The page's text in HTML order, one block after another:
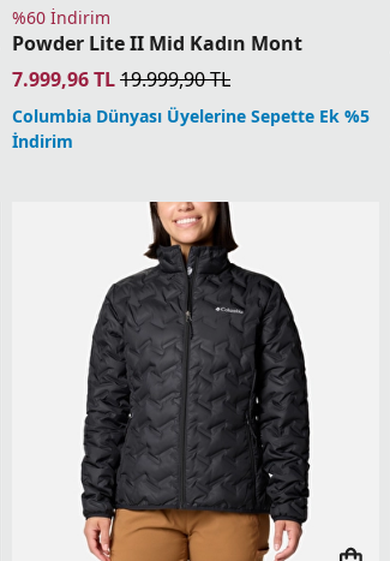
%60 İndirim
Powder Lite II Mid Kadın Mont
7.999,96TL19.999,90TL
Columbia Dünyası Üyelerine Sepette Ek %5
İndirim